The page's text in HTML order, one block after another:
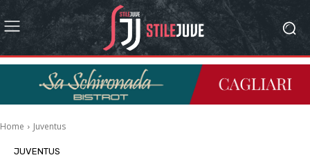
Home Juventus
JUVENTUS